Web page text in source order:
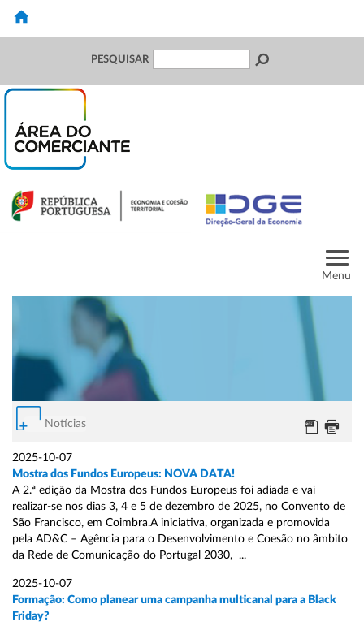
PESQUISAR
Menu
Notícias
2025-10-07
Mostra dos Fundos Europeus: NOVA DATA!
A 2.ª edição da Mostra dos Fundos Europeus foi adiada e vai
realizar-se nos dias 3, 4 e 5 de dezembro de 2025, no Convento de
São Francisco, em Coimbra.A iniciativa, organizada e promovida
pela AD&C – Agência para o Desenvolvimento e Coesão no âmbito
da Rede de Comunicação do Portugal 2030, ...
2025-10-07
Formação: Como planear uma campanha multicanal para a Black
Friday?